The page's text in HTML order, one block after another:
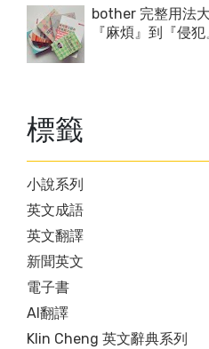
bother 完整用法
『麻煩』到『侵
標籤
小說系列
英文成語
英文翻譯
新聞英文
電子書
AI翻譯
Klin Cheng 英文辭典系列